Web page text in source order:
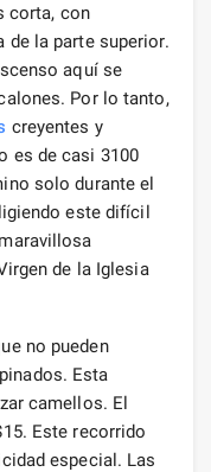
corta, con
de la parte superior.
aquí se
Por lo tanto,
creyentes y
es de casi 3100
solo durante el
este difícil
de la Iglesia
no pueden
Esta
camellos. El
Este recorrido
especial. Las